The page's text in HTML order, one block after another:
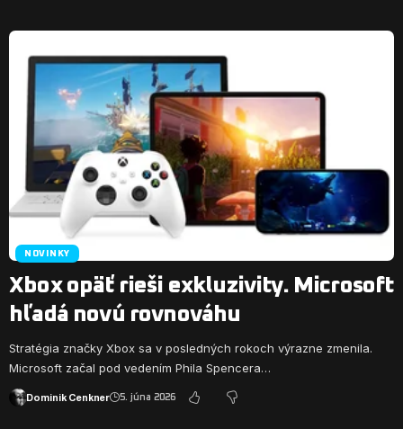
NOVINKY
Xbox opäť rieši exkluzivity. Microsoft
hľadá novú rovnováhu
Stratégia značky Xbox sa v posledných rokoch výrazne zmenila.
Microsoft začal pod vedením Phila Spencera…
Dominik Cenkner 5. júna 2026